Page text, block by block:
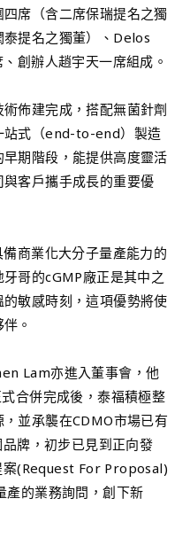
席（含二席保瑞提名之獨
提名之獨董）、Delos
創辦人趙宇天一席組成。
佈建完成，搭配無菌針劑
站式（end-to-end）製造
期階段，能提供高度靈活
客戶攜手成長的重要優
商業化大分子量產能力的
哥的cGMP廠正是其中之
敏感時刻，這項優勢將使
。
Lam亦進入董事會，他
合併完成後，泰福積極整
並承襲在CDMO市場已有
牌，初步已見到正向發
案(Request For Proposal)
產的業務詢問，創下新